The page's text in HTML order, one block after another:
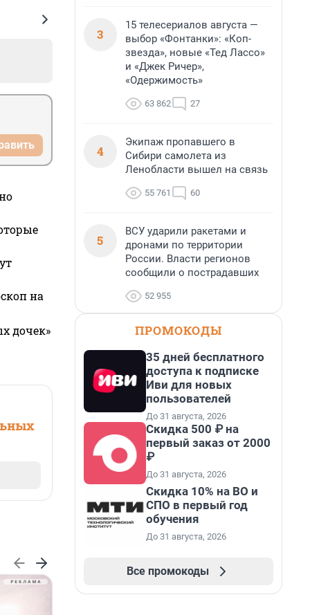
на
дочек»
3
15 телесериалов августа —
выбор «Фонтанки»: «Коп-
звезда», новые «Тед Лассо»
и «Джек Ричер»,
«Одержимость»
63 862 27
4
Экипаж пропавшего в
Сибири самолета из
Ленобласти вышел на связь
55 761 60
5
ВСУ ударили ракетами и
дронами по территории
России. Власти регионов
сообщили о пострадавших
52 955
ПРОМОКОДЫ
35 дней бесплатного
доступа к подписке
Иви для новых
пользователей
До 31 августа, 2026
Скидка 500 ₽ на
первый заказ от 2000
₽
До 31 августа, 2026
Скидка 10% на ВО и
СПО в первый год
обучения
До 31 августа, 2026
Все промокоды